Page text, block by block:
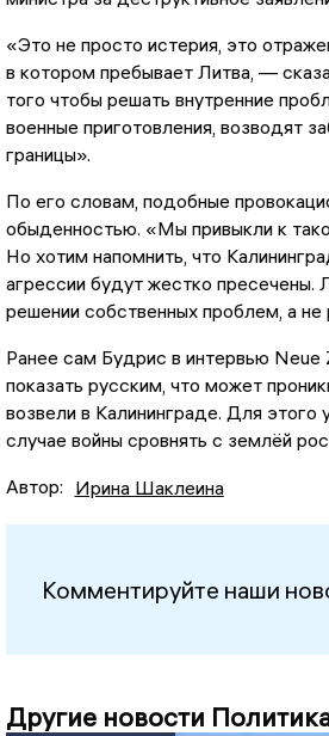
«Это не просто истерия, это
в котором пребывает Литва, —
того чтобы решать внутренние
военные приготовления, возводят
границы».
По его словам, подобные
обыденностью. «Мы привыкли к
Но хотим напомнить, что
агрессии будут жестко пресечены.
решении собственных проблем, а не
Ранее сам Будрис в интервью
показать русским, что может
возвели в Калининграде. Для
случае войны сровнять с землёй
Автор: Ирина Шаклеина
Комментируйте наши
Другие новости